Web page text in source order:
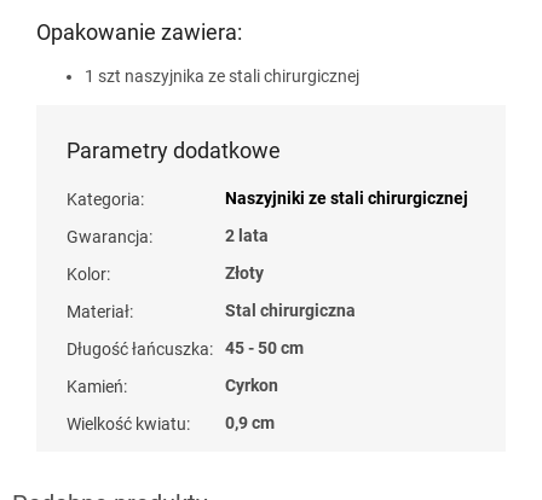
Opakowanie zawiera:
1 szt naszyjnika ze stali chirurgicznej
Parametry dodatkowe
Kategoria:
Naszyjniki ze stali chirurgicznej
Gwarancja:
2 lata
Kolor:
Złoty
Materiał:
Stal chirurgiczna
Długość łańcuszka:
45 - 50 cm
Kamień:
Cyrkon
Wielkość kwiatu: 0,9 cm